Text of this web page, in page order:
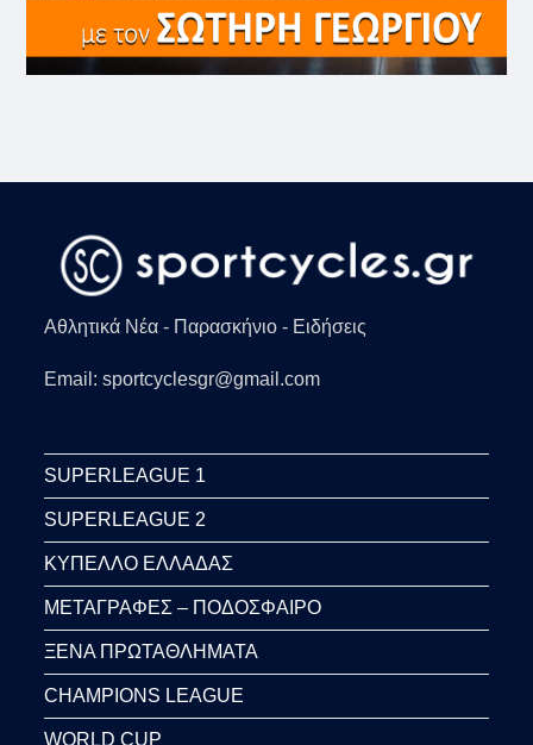
Αθλητικά Νέα - Παρασκήνιο - Ειδήσεις
Email: sportcyclesgr@gmail.com
SUPERLEAGUE 1
SUPERLEAGUE 2
ΚΥΠΕΛΛΟ ΕΛΛΑΔΑΣ
ΜΕΤΑΓΡΑΦΕΣ – ΠΟΔΟΣΦΑΙΡΟ
ΞΕΝΑ ΠΡΩΤΑΘΛΗΜΑΤΑ
CHAMPIONS LEAGUE
WORLD CUP